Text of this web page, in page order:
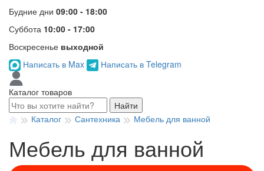
Будние дни 09:00 - 18:00
Суббота 10:00 - 17:00
Воскресенье выходной
Написать в Max
Написать в Telegram
Каталог товаров
Найти
Каталог
Сантехника Мебель для ванной
Мебель для ванной